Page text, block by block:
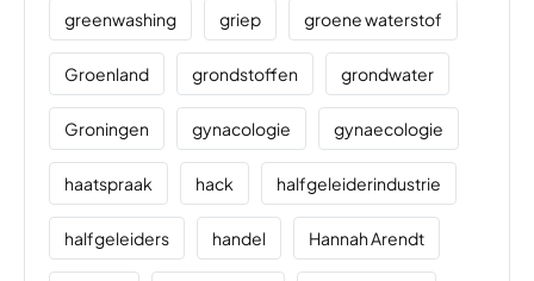
greenwashing griep groene waterstof
Groenland grondstoffen grondwater
Groningen gynacologie gynaecologie
haatspraak hack halfgeleiderindustrie
halfgeleiders handel Hannah Arendt